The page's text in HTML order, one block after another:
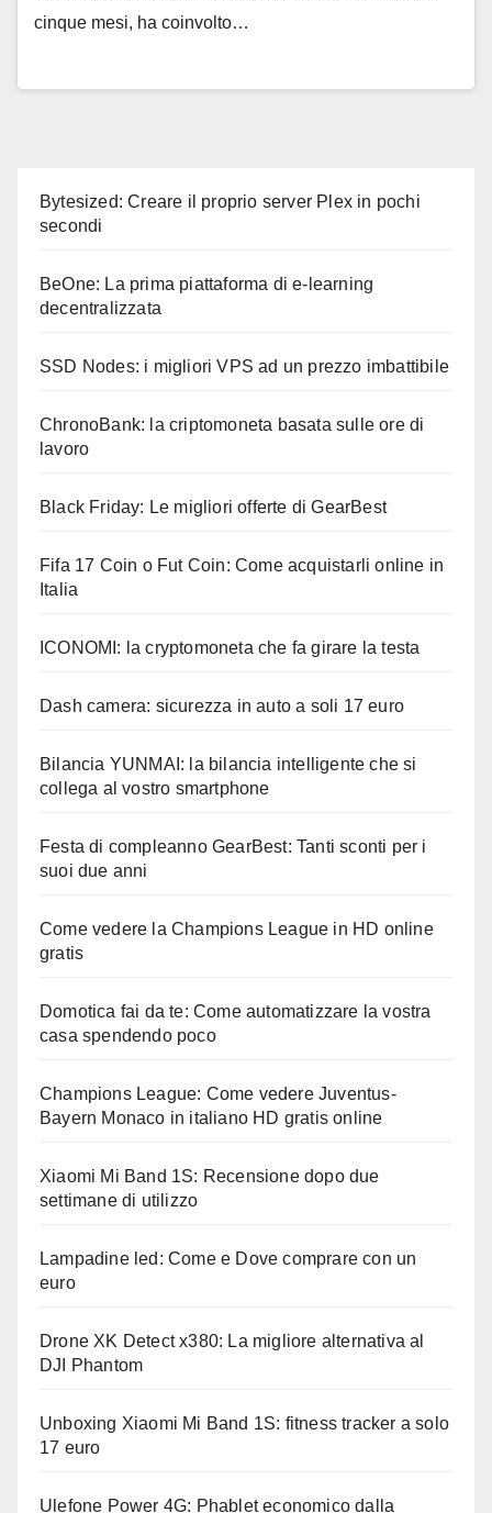
cinque mesi, ha coinvolto…
Bytesized: Creare il proprio server Plex in pochi
secondi
BeOne: La prima piattaforma di e-learning
decentralizzata
SSD Nodes: i migliori VPS ad un prezzo imbattibile
ChronoBank: la criptomoneta basata sulle ore di
lavoro
Black Friday: Le migliori offerte di GearBest
Fifa 17 Coin o Fut Coin: Come acquistarli online in
Italia
ICONOMI: la cryptomoneta che fa girare la testa
Dash camera: sicurezza in auto a soli 17 euro
Bilancia YUNMAI: la bilancia intelligente che si
collega al vostro smartphone
Festa di compleanno GearBest: Tanti sconti per i
suoi due anni
Come vedere la Champions League in HD online
gratis
Domotica fai da te: Come automatizzare la vostra
casa spendendo poco
Champions League: Come vedere Juventus-
Bayern Monaco in italiano HD gratis online
Xiaomi Mi Band 1S: Recensione dopo due
settimane di utilizzo
Lampadine led: Come e Dove comprare con un
euro
Drone XK Detect x380: La migliore alternativa al
DJI Phantom
Unboxing Xiaomi Mi Band 1S: fitness tracker a solo
17 euro
Ulefone Power 4G: Phablet economico dalla